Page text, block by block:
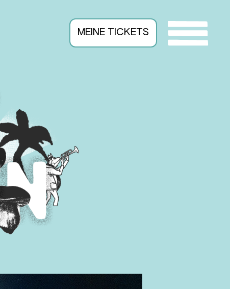
MEINE TICKETS